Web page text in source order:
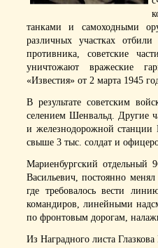
танками и самоходными
различных участках
противника, советские
уничтожают вражеские
«Известия» от 2 марта 1945
В результате советским
селением Шенвальд. Другие
и железнодорожной станции
свыше 3 тыс. солдат и
Мариенбургский отдельный
Васильевич, постоянно
где требовалось вести
командиров, линейными
по фронтовым дорогам,
Из Наградного листа